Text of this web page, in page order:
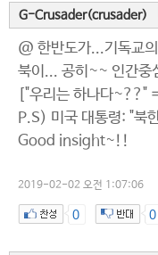
G-Crusader(crusader)
@ 한반도가...기독교
북이... 공히~~ 인간
["우리는 하나다~??"
P.S) 미국 대통령: "북
Good insight~!!
2019-02-02 오전 1:07:06
0 0